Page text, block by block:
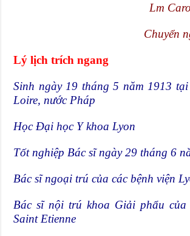
Lm
Chuyển
Lý lịch trích ngang
Sinh ngày 19 tháng 5 năm 1913 tại
Loire, nước Pháp
Học Đại học Y khoa Lyon
Tốt nghiệp Bác sĩ ngày 29 tháng 6
Bác sĩ ngoại trú của các bệnh viện
Bác sĩ nội trú khoa Giải phẩu của
Saint Etienne